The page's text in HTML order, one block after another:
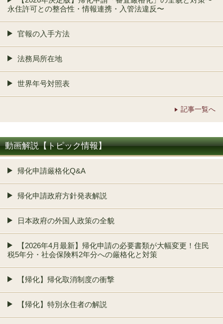
永住許可との整合性・情報連携・入管法違反〜
官報の入手方法
法務局所在地
世界年号対照表
記事一覧へ
動画解説【トピック情報】
帰化申請厳格化Q&A
帰化申請政府方針発表解説
日本政府の外国人政策の全貌
【2026年4月最新】帰化申請の必要書類が大幅変更！住民
税5年分・社会保険料2年分への厳格化と対策
【帰化】帰化取消制度の衝撃
【帰化】特別永住者の解説